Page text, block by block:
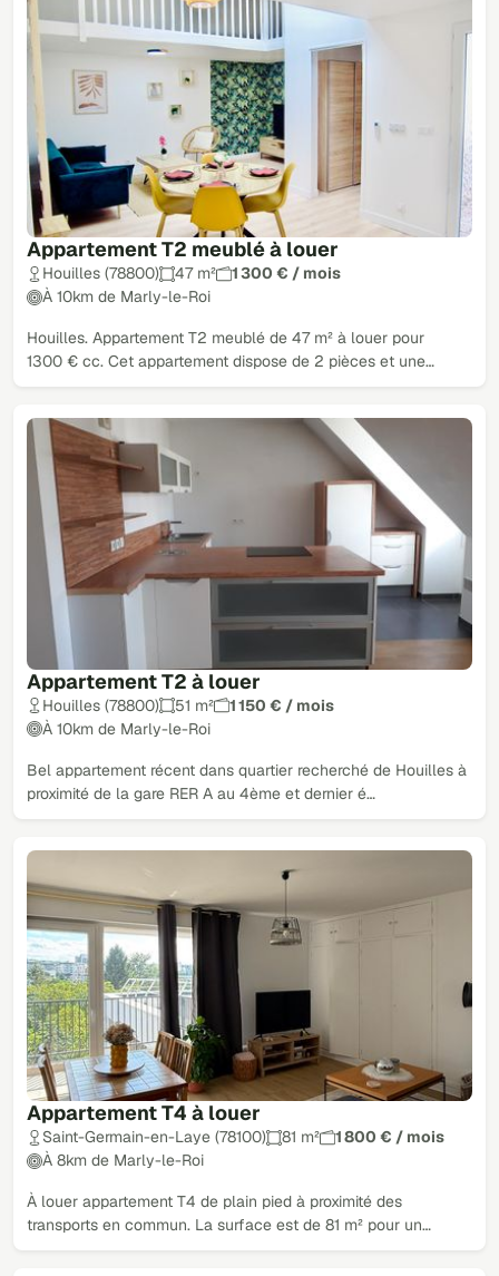
Appartement T2 meublé à louer
Houilles (78800) 47 m²
1 300 € / mois
À 10km de Marly-le-Roi
Houilles. Appartement T2 meublé de 47 m² à louer pour
1300 € cc. Cet appartement dispose de 2 pièces et une…
Appartement T2 à louer
Houilles (78800) 51 m²
1 150 € / mois
À 10km de Marly-le-Roi
Bel appartement récent dans quartier recherché de Houilles à
proximité de la gare RER A au 4ème et dernier é…
Appartement T4 à louer
Saint-Germain-en-Laye (78100) 81 m²
1 800 € / mois
À 8km de Marly-le-Roi
À louer appartement T4 de plain pied à proximité des
transports en commun. La surface est de 81 m² pour un…